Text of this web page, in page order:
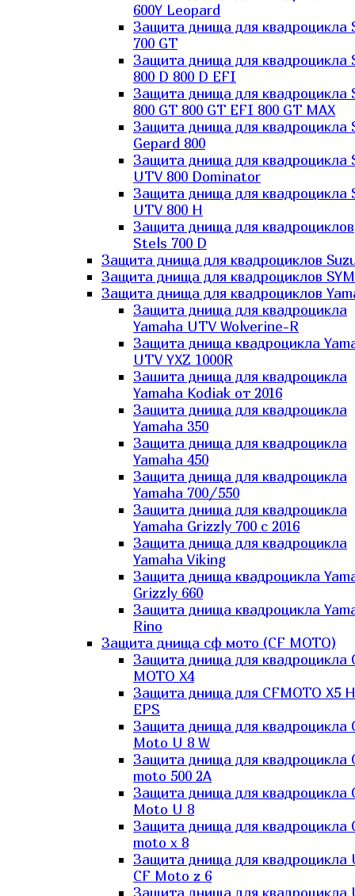
600Y Leopard
Защита днища для квадроцикла
700 GT
Защита днища для квадроцикла
800 D 800 D EFI
Защита днища для квадроцикла
800 GT 800 GT EFI 800 GT MAX
Защита днища для квадроцикла
Gepard 800
Защита днища для квадроцикла
UTV 800 Dominator
Защита днища для квадроцикла
UTV 800 H
Защита днища для квадроциклов
Stels 700 D
Защита днища для квадроциклов
Защита днища для квадроциклов SYM
Защита днища для квадроциклов
Защита днища для квадроцикла
Yamaha UTV Wolverine-R
Защита днища квадроцикла
UTV YXZ 1000R
Зашита днища для квадроцикла
Yamaha Kodiak от 2016
Защита днища для квадроцикла
Yamaha 350
Защита днища для квадроцикла
Yamaha 450
Защита днища для квадроцикла
Yamaha 700/550
Защита днища для квадроцикла
Yamaha Grizzly 700 с 2016
Защита днища для квадроцикла
Yamaha Viking
Защита днища квадроцикла
Grizzly 660
Защита днища квадроцикла
Rino
Защита днища сф мото (CF MOTO)
Защита днища для квадроцикла
MOTO X4
Защита днища для CFMOTO X5
EPS
Защита днища для квадроцикла
Moto U 8 W
Защита днища для квадроцикла
moto 500 2A
Защита днища для квадроцикла
Moto U 8
Защита днища для квадроцикла
moto x 8
Защита днища для квадроцикла
CF Moto z 6
Защита днища для квадроцикла